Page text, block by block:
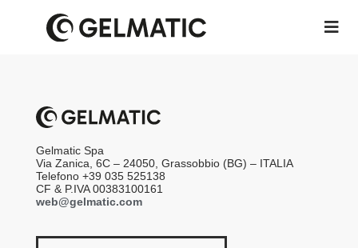
Gelmatic Spa
Via Zanica, 6C – 24050, Grassobbio (BG) – ITALIA
Telefono +39 035 525138
CF & P.IVA 00383100161
web@gelmatic.com